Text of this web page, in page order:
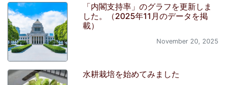
「内閣支持率」のグラフを更新しま
した。（2025年11月のデータを掲
載）
November 20, 2025
水耕栽培を始めてみました